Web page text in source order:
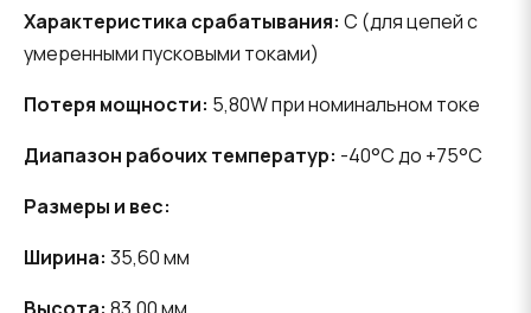
Характеристика срабатывания: C (для цепей с
умеренными пусковыми токами)
Потеря мощности: 5,80W при номинальном токе
Диапазон рабочих температур: -40°C до +75°C
Размеры и вес:
Ширина: 35,60 мм